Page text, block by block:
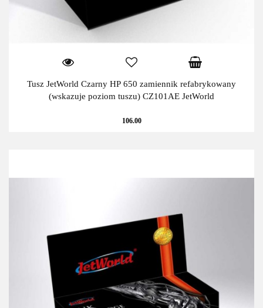
Tusz JetWorld Czarny HP 650 zamiennik refabrykowany
(wskazuje poziom tuszu) CZ101AE JetWorld
106.00